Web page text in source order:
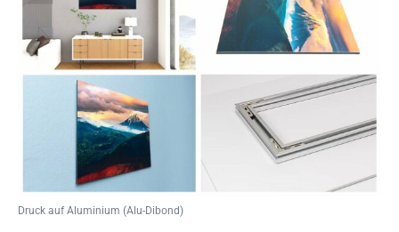
Druck auf Aluminium (Alu-Dibond)